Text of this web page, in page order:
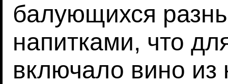
балующихся
напитками, что
включало вино из